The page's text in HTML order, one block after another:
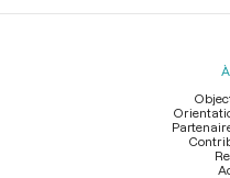
Menu